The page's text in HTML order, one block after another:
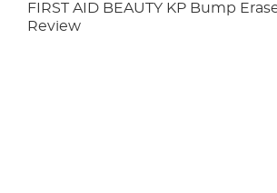
FIRST AID BEAUTY KP Bump
Review